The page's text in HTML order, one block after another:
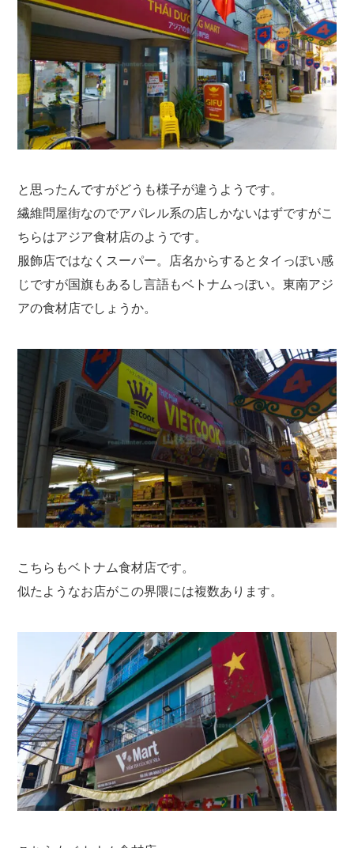
と思ったんですがどうも様子が違うようです。
繊維問屋街なのでアパレル系の店しかないはずですがこ
ちらはアジア食材店のようです。
服飾店ではなくスーパー。店名からするとタイっぽい感
じですが国旗もあるし言語もベトナムっぽい。東南アジ
アの食材店でしょうか。
こちらもベトナム食材店です。
似たようなお店がこの界隈には複数あります。